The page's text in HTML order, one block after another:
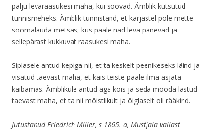
palju levaraasukesi maha, kui söövad. Ämblik kutsutud
tunnismeheks. Ämblik tunnistand, et karjastel pole mette
söömalauda metsas, kus pääle nad leva panevad ja
sellepärast kukkuvat raasukesi maha.
Siplasele antud kepiga nii, et ta keskelt peenikeseks läind ja
visatud taevast maha, et käis teiste pääle ilma asjata
kaibamas. Ämblikule antud aga köis ja seda mööda lastud
taevast maha, et ta nii möistlikult ja öiglaselt oli rääkind.
Jutustanud Friedrich Miller, s 1865. a, Mustjala vallast